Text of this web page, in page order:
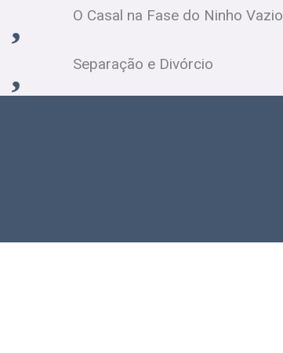
O Casal na Fase do Ninho Vazio
Separação e Divórcio